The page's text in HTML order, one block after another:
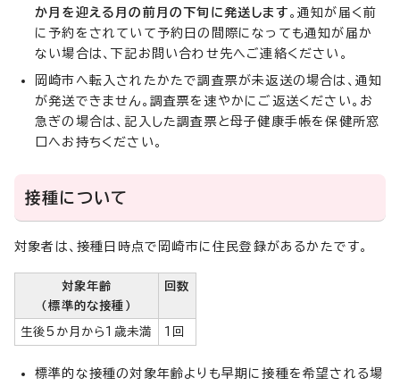
か月を迎える月の前月の下旬に発送します 。通知が届く前
に予約をされていて予約日の間際になっても通知が届か
ない場合は、下記お問い合わせ先へご連絡ください。
岡崎市へ転入されたかたで調査票が未返送の場合は、通知
が発送できません。調査票を速やかにご返送ください。お
急ぎの場合は、記入した調査票と母子健康手帳を保健所窓
口へお持ちください。
接種について
対象者は、接種日時点で岡崎市に住民登録があるかたです。
対象年齢
（標準的な接種）
回数
生後5か月から1歳未満 1回
標準的な接種の対象年齢よりも早期に接種を希望される場